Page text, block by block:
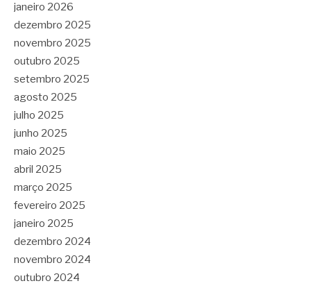
janeiro 2026
dezembro 2025
novembro 2025
outubro 2025
setembro 2025
agosto 2025
julho 2025
junho 2025
maio 2025
abril 2025
março 2025
fevereiro 2025
janeiro 2025
dezembro 2024
novembro 2024
outubro 2024